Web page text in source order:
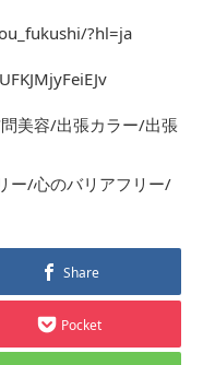
?hl=ja
美容/出張カラー/出張
ー/心のバリアフリー/
Share
Pocket